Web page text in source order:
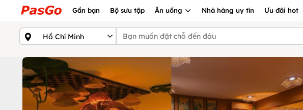
Gần bạn Bộ sưu tập Ăn uống Nhà hàng uy tín Ưu đãi hot